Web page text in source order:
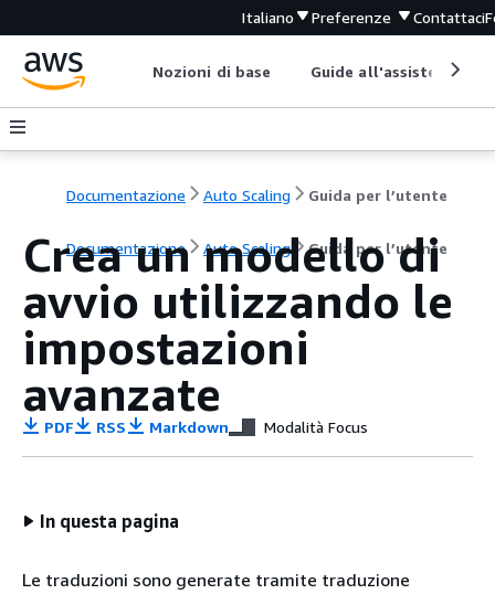
Italiano Preferenze Contattaci
Nozioni di base Guide all'assistenza
Documentazione Auto Scaling Guida per l’utente
Documentazione Auto Scaling Guida per l’utente
Crea un modello di
avvio utilizzando le
impostazioni
avanzate
PDF RSS Markdown Modalità Focus
In questa pagina
Le traduzioni sono generate tramite traduzione